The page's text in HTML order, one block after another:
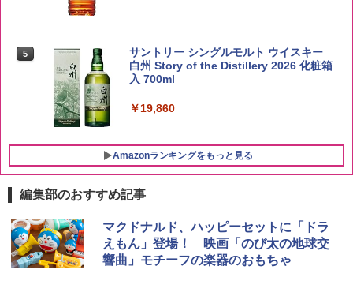
らめき 5kg 令和7年産
￥3,056
5
サントリー シングルモルト ウイスキー
白州 Story of the Distillery 2026 化粧箱
入 700ml
￥19,860
Amazonランキングをもっと見る
1
チキンラーメン どんぶり 85g×12個 日清
食品 インスタント カップ麺
￥1,939
1
[山善] スチームオーブンレンジ 25L 一人
暮らし 二人暮らし フラットテーブル ス
チーム調理 自動メニュー19種搭載 角皿
付き ブラック MRK-F250TSV(B)
編集部のおすすめ記事
マクドナルド、ハッピーセットに「ドラ
えもん」登場！ 映画「のび太の地球交
響曲」モチーフの楽器のおもちゃ